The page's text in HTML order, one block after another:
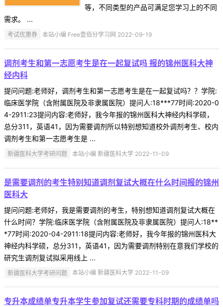
等，不同类型的产品可满足您学习上的不同
需求。 ...
考试优惠券 本站小编 Free壹佰分学习网 2022-09-19
调剂考生和第一志愿考生是在一起复试吗 报的锦州医科大神
经内科
提问问题:老师好，调剂考生和第一志愿考生是在一起复试吗？？学院:
临床医学院（含附属医院及非隶属医院）提问人:18***77时间:2020-0
4-2911:23提问内容:老师好，我今年报的锦州医科大神经内科学硕，
总分311，英语41，因为需要调剂所以特别想知道校外调剂考生、校内
调剂考生和第一志愿考生是 ...
新疆医科大学考研问题 本站小编 新疆医科大学 2022-11-09
是需要调剂的考生特别知道调剂复试大概在什么时间报的锦州
医科大
提问问题:老师好，我是需要调剂的考生，特别想知道调剂复试大概在
什么时间？学院:临床医学院（含附属医院及非隶属医院）提问人:18**
*77时间:2020-04-2911:18提问内容:老师好，我今年报的锦州医科大
神经内科学硕，总分311，英语41，因为需要调剂特别在意我们学校的
研究生调剂复试拟采用线上 ...
新疆医科大学考研问题 本站小编 新疆医科大学 2022-11-09
专升本成绩单专升本学生参加复试还需要专科时期的成绩单吗